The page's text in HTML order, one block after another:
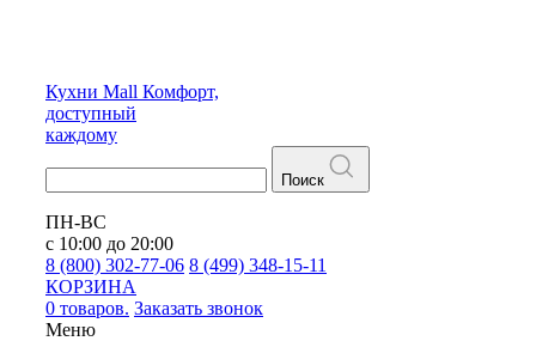
Кухни Mall Комфорт,
доступный
каждому
Поиск
ПН-ВС
с 10:00 до 20:00
8 (800) 302-77-06 8 (499) 348-15-11
КОРЗИНА
0 товаров. Заказать звонок
Меню